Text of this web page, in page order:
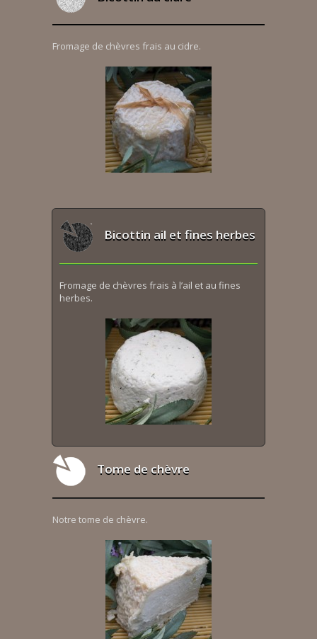
Fromage de chèvres frais au cidre.
Bicottin ail et fines herbes
Fromage de chèvres frais à l’ail et au fines
herbes.
Tome de chèvre
Notre tome de chèvre.